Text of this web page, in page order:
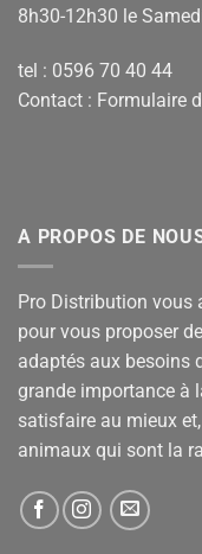
8h30-12h30 le
tel : 0596 70 40 44
Contact : Formulaire
A PROPOS DE
Pro Distribution vous
pour vous proposer
adaptés aux besoins
grande importance à
satisfaire au mieux
animaux qui sont la